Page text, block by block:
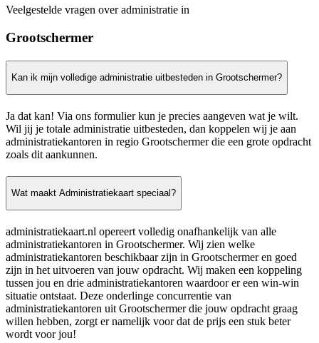
Veelgestelde vragen over administratie in
Grootschermer
Kan ik mijn volledige administratie uitbesteden in Grootschermer?
Ja dat kan! Via ons formulier kun je precies aangeven wat je wilt.
Wil jij je totale administratie uitbesteden, dan koppelen wij je aan
administratiekantoren in regio Grootschermer die een grote opdracht
zoals dit aankunnen.
Wat maakt Administratiekaart speciaal?
administratiekaart.nl opereert volledig onafhankelijk van alle
administratiekantoren in Grootschermer. Wij zien welke
administratiekantoren beschikbaar zijn in Grootschermer en goed
zijn in het uitvoeren van jouw opdracht. Wij maken een koppeling
tussen jou en drie administratiekantoren waardoor er een win-win
situatie ontstaat. Deze onderlinge concurrentie van
administratiekantoren uit Grootschermer die jouw opdracht graag
willen hebben, zorgt er namelijk voor dat de prijs een stuk beter
wordt voor jou!